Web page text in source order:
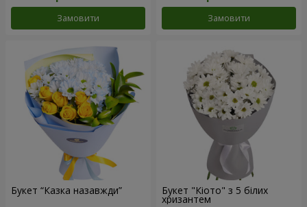
Замовити Замовити
Букет “Казка назавжди” Букет "Кіото" з 5 білих
хризантем